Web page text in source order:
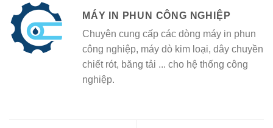
MÁY IN PHUN CÔNG NGHIỆP
Chuyên cung cấp các dòng máy in phun
công nghiệp, máy dò kim loại, dây chuyền
chiết rót, băng tải ... cho hệ thống công
nghiệp.